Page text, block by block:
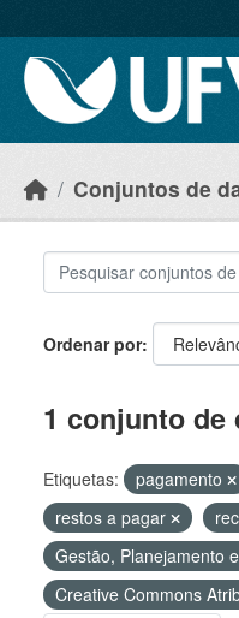
Conjuntos de
Ordenar por
1 conjunto de
Etiquetas: pagamento
restos a pagar
Gestão, Planejamento
Creative Commons